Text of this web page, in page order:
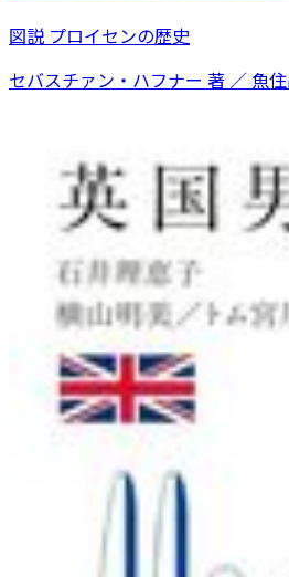
図説 プロイセンの歴史
セバスチァン・ハフナー 著 ／ 魚